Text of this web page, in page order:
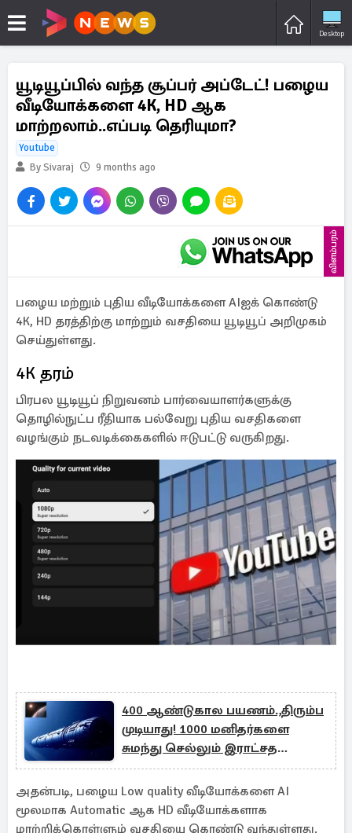
Desktop
யூடியூப்பில் வந்த சூப்பர் அப்டேட்! பழைய
வீடியோக்களை 4K, HD ஆக
மாற்றலாம்..எப்படி தெரியுமா?
Youtube
By Sivaraj
9 months ago
விளம்பரம்
பழைய மற்றும் புதிய வீடியோக்களை AIஐக் கொண்டு
4K, HD தரத்திற்கு மாற்றும் வசதியை யூடியூப் அறிமுகம்
செய்துள்ளது.
4K தரம்
பிரபல யூடியூப் நிறுவனம் பார்வையாளர்களுக்கு
தொழில்நுட்ப ரீதியாக பல்வேறு புதிய வசதிகளை
வழங்கும் நடவடிக்கைகளில் ஈடுபட்டு வருகிறது.
400 ஆண்டுகால பயணம்.,திரும்ப
முடியாது! 1000 மனிதர்களை
சுமந்து செல்லும் இராட்சத
விண்கலம்
அதன்படி, பழைய Low quality வீடியோக்களை AI
மூலமாக Automatic ஆக HD வீடியோக்களாக
மாற்றிக்கொள்ளும் வசதியை கொண்டு வந்துள்ளது.